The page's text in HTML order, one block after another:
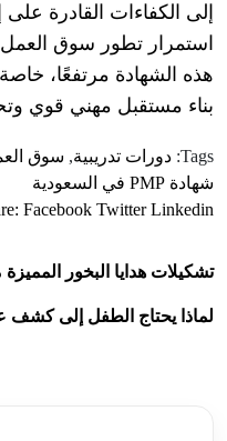
إلى الكفاءات القادرة
استمرار تطور سوق
هذه الشهادة مرتفعًا،
بناء مستقبل مهني قوي
Tags: دورات تدريبية, سوق
شهادة PMP في السعودية
Facebook Twitter Linkedin
تشكيلات هدايا البخور
لماذا يحتاج الطفل إلى كشف